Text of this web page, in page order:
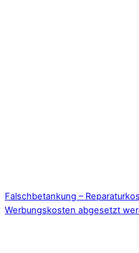
Falschbetankung –
Werbungskosten abgesetzt